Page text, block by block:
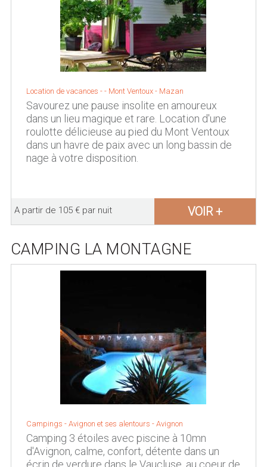
Location de vacances - - Mont Ventoux - Mazan
Savourez une pause insolite en amoureux
dans un lieu magique et rare. Location d'une
roulotte délicieuse au pied du Mont Ventoux
dans un havre de paix avec un long bassin de
nage à votre disposition.
A partir de 105 € par nuit VOIR +
CAMPING LA MONTAGNE
Campings - Avignon et ses alentours - Avignon
Camping 3 étoiles avec piscine à 10mn
d'Avignon, calme, confort, détente dans un
écrin de verdure dans le Vaucluse, au coeur de